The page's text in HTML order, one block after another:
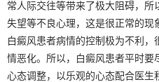
常人际交往等带来了极大阻碍，
失望等不良心理，这是很正常的现
白癜风患者病情的控制极为不利
情恶化。所以，白癜风患者平时
心态调整，以乐观的心态配合医生